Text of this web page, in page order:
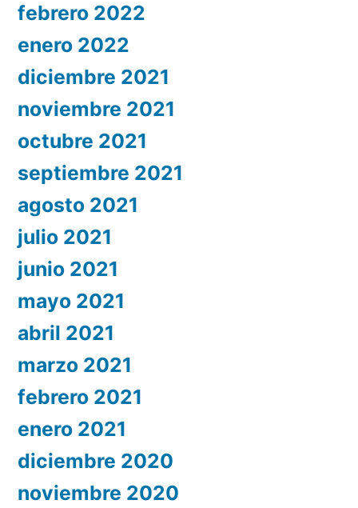
febrero 2022
enero 2022
diciembre 2021
noviembre 2021
octubre 2021
septiembre 2021
agosto 2021
julio 2021
junio 2021
mayo 2021
abril 2021
marzo 2021
febrero 2021
enero 2021
diciembre 2020
noviembre 2020